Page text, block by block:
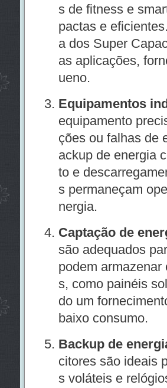
s de fitness e
pactas e
a dos Super
as aplicações,
ueno.
Equipamentos
equipamento
ções ou falhas de
ackup de energia
to e
s permaneçam
nergia.
Captação de
são adequados
podem
s, como painéis
do um
baixo consumo.
Backup de
citores são ideais
s voláteis e